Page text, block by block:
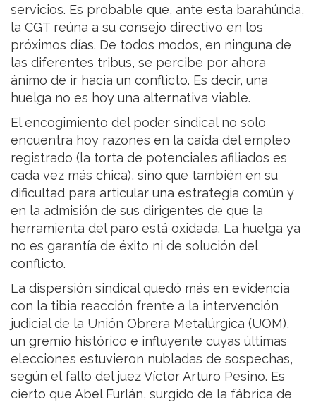
servicios. Es probable que, ante esta barahúnda,
la CGT reúna a su consejo directivo en los
próximos días. De todos modos, en ninguna de
las diferentes tribus, se percibe por ahora
ánimo de ir hacia un conflicto. Es decir, una
huelga no es hoy una alternativa viable.
El encogimiento del poder sindical no solo
encuentra hoy razones en la caída del empleo
registrado (la torta de potenciales afiliados es
cada vez más chica), sino que también en su
dificultad para articular una estrategia común y
en la admisión de sus dirigentes de que la
herramienta del paro está oxidada. La huelga ya
no es garantía de éxito ni de solución del
conflicto.
La dispersión sindical quedó más en evidencia
con la tibia reacción frente a la intervención
judicial de la Unión Obrera Metalúrgica (UOM),
un gremio histórico e influyente cuyas últimas
elecciones estuvieron nubladas de sospechas,
según el fallo del juez Víctor Arturo Pesino. Es
cierto que Abel Furlán, surgido de la fábrica de